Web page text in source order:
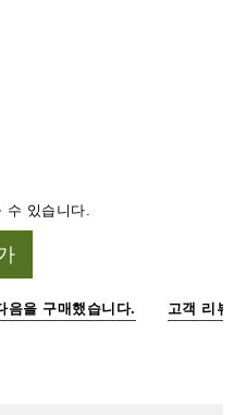
수 있습니다.
음을 구매했습니다. 고객 리뷰